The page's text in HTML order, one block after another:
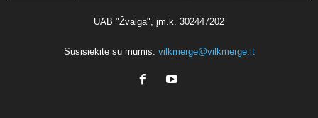
UAB "Žvalga", įm.k. 302447202
Susisiekite su mumis: vilkmerge@vilkmerge.lt